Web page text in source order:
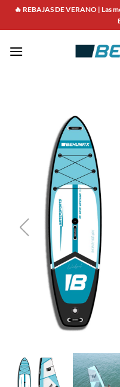
🔥 REBAJAS DE VERANO | Las